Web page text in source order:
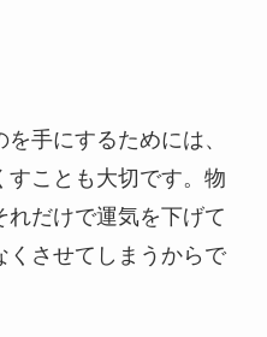
手にするためには、
すことも大切です。物
だけで運気を下げて
くさせてしまうからで